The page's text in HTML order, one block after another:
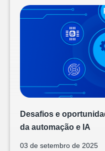
Desafios e
da automação e IA
03 de setembro de 2025